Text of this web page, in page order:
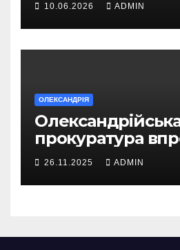
10.06.2026 ADMIN
ОЛЕКСАНДРІЯ
прокуратура
безбар’єрний
громадян
26.11.2025 ADMIN